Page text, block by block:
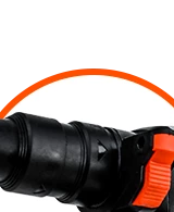
ל-12 חודשים.
ע"י
(בכפוף לתקנון)